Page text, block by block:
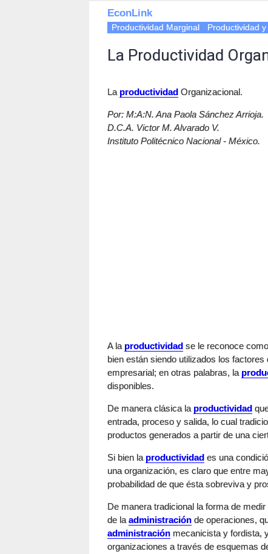
EconLink
Productividad Marginal Productividad
La Productividad
La productividad Organizacional.
Por: M:A:N. Ana Paola Sánchez Arrioja.
D.C.A. Victor M. Alvarado V.
Instituto Politécnico Nacional - México.
A la productividad se le reconoce
bien están siendo utilizados los factores
empresarial; en otras palabras, la
disponibles.
De manera clásica la productividad
entrada, proceso y salida, lo cual
productos generados a partir de una
Si bien la productividad es una
una organización, es claro que entre
probabilidad de que ésta sobreviva y
De manera tradicional la forma de
de la administración de operaciones,
administración mecanicista y fordista,
organizaciones a través de esquemas